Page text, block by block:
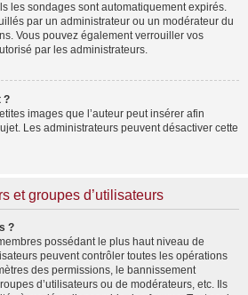
les sondages sont automatiquement expirés.
par un administrateur ou un modérateur du
Vous pouvez également verrouiller vos
par les administrateurs.
?
images que l’auteur peut insérer afin
Les administrateurs peuvent désactiver cette
et groupes d’utilisateurs
?
possédant le plus haut niveau de
peuvent contrôler toutes les opérations
des permissions, le bannissement
d’utilisateurs ou de modérateurs, etc. Ils